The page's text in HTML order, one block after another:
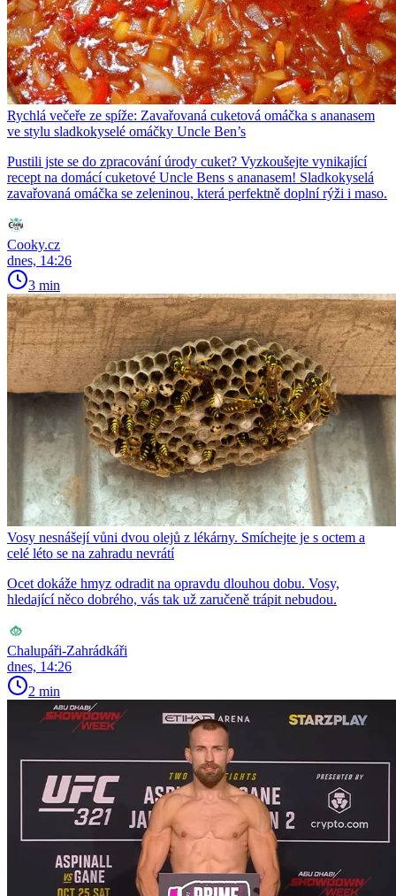
Rychlá večeře ze spíže: Zavařovaná cuketová omáčka s ananasem
ve stylu sladkokyselé omáčky Uncle Ben’s
Pustili jste se do zpracování úrody cuket? Vyzkoušejte vynikající
recept na domácí cuketové Uncle Bens s ananasem! Sladkokyselá
zavařovaná omáčka se zeleninou, která perfektně doplní rýži i maso.
Cooky.cz
dnes, 14:26
3 min
Vosy nesnášejí vůni dvou olejů z lékárny. Smíchejte je s octem a
celé léto se na zahradu nevrátí
Ocet dokáže hmyz odradit na opravdu dlouhou dobu. Vosy,
hledající něco dobrého, vás tak už zaručeně trápit nebudou.
Chalupáři-Zahrádkáři
dnes, 14:26
2 min